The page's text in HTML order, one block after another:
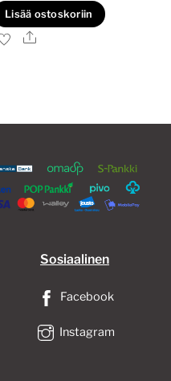
Lisää ostoskoriin
Ale
Sosiaalinen
Facebook
Instagram